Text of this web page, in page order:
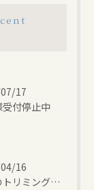
17
受付停止中
16
♡本日のトリミング♡⁠~岡崎トリミングサロン~